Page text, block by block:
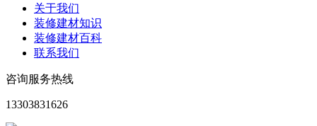
关于我们
装修建材知识
装修建材百科
联系我们
咨询服务热线
13303831626